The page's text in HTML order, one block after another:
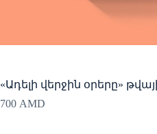
«Ադելի վերջին օրերը»
700 AMD